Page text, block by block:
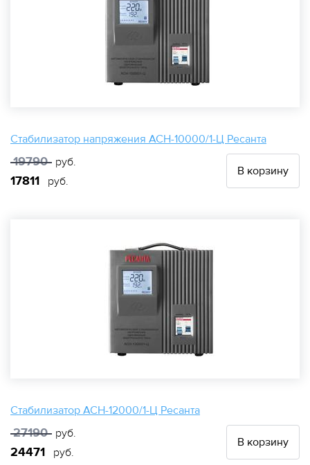
Стабилизатор напряжения АСН-10000/1-Ц Ресанта
19790 руб.
17811 руб.
В корзину
Стабилизатор АСН-12000/1-Ц Ресанта
27190 руб.
24471 руб.
В корзину